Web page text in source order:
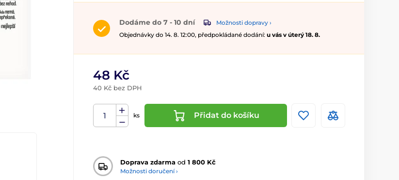
Dodáme do 7 - 10 dní
Možnosti dopravy ›
Objednávky do 14. 8. 12:00, předpokládané dodání: u vás v úterý 18. 8.
48 Kč
40 Kč bez DPH
ks Přidat do košíku
Doprava zdarma od 1 800 Kč
Možnosti doručení ›